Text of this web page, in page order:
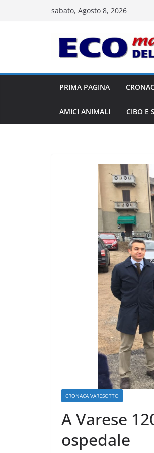
sabato, Agosto 8, 2026
PRIMA PAGINA
AMICI ANIMALI CIBO E
CRONACA VARESOTTO
A Varese
ospedale
a